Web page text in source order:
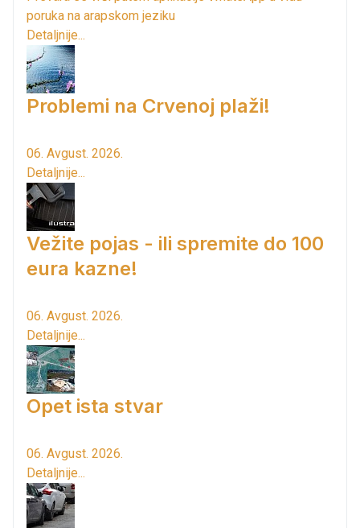
poruka na arapskom jeziku
Detaljnije...
Problemi na Crvenoj plaži!
06. Avgust. 2026.
Detaljnije...
Vežite pojas - ili spremite do 100
eura kazne!
06. Avgust. 2026.
Detaljnije...
Opet ista stvar
06. Avgust. 2026.
Detaljnije...